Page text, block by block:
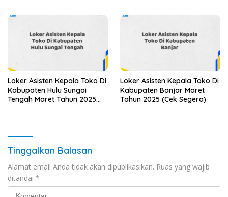
Loker Asisten Kepala Toko Di
Kabupaten Hulu Sungai
Tengah Maret Tahun 2025
Loker Asisten Kepala Toko Di
Kabupaten Banjar Maret
Tahun 2025 (Cek Segera)
Tinggalkan Balasan
Alamat email Anda tidak akan dipublikasikan. Ruas yang wajib
ditandai *